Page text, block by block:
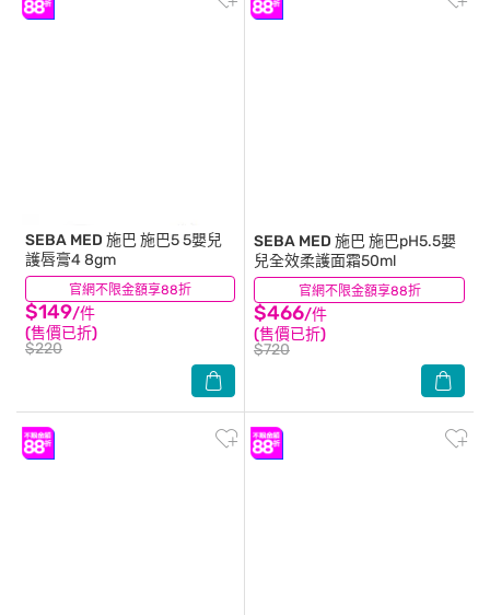
官網不限金額享88折
SEBA MED 施巴施巴5 5嬰兒
護唇膏4 8gm
$149/件
(售價已折)
$220
(27) 官網不限金額享88折
SEBA MED 施巴施巴pH5.5嬰
兒全效柔護面霜50ml
$466/件
(售價已折)
$720
(17)